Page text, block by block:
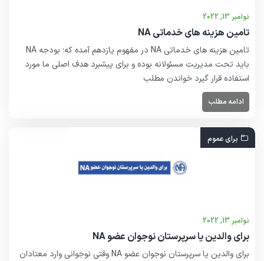
نوامبر 13, 2022
تامین هزینه های خدماتی NA
تامین هزینه های خدماتی NA در مفهوم یازدهم آمده که؛ بودجه NA
باید تحت مدیریت مسئولانه بوده و برای پیشبرد هدف اصلی ما مورد
استفاده قرار گیرد خواندن مطلب
ادامه مطلب
برای عموم
نوامبر 13, 2022
برای والدین یا سرپرستان نوجوان عضو NA
برای والدین یا سرپرستان نوجوان عضو NA وقتی نوجوانی وارد معتادان